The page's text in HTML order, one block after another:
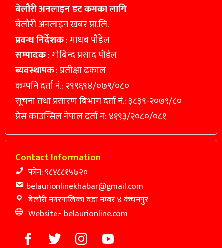
बेलौरी अनलाइन डट कमका लागि
बेलौरी अनलाइन खबर प्रा.लि.
प्रवन्ध निर्देशक: माधब पौडेल
सम्पादक: गोबिन्द प्रसाद पौडेल
ब्यवस्थापक: प्रतीक्षा ढकाल
कम्पनि दर्ता नं.: २९९६९४/०७९/०८०
सूचना तथा प्रसारण बिभाग दर्ता नं.: ३८३९-२०७९/८०
प्रेस काउन्सिल नेपाल दर्ता न: ४१९३/२०८०/०८१
Contact Information
फोन: ९८४८८१५७२०
belaurionlinekhabar@gmail.com
बेलौरी नगरपालिका वडा नम्बर ४ कंचनपुर
Website:- belaurionline.com